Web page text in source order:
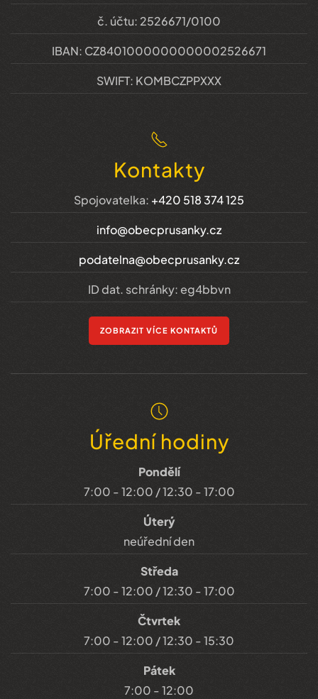
č. účtu: 2526671/0100
IBAN: CZ8401000000000002526671
SWIFT: KOMBCZPPXXX
Kontakty
Spojovatelka: +420 518 374 125
info@obecprusanky.cz
podatelna@obecprusanky.cz
ID dat. schránky: eg4bbvn
ZOBRAZIT VÍCE KONTAKTŮ
Úřední hodiny
Pondělí
7:00 - 12:00 / 12:30 - 17:00
Úterý
neúřední den
Středa
7:00 - 12:00 / 12:30 - 17:00
Čtvrtek
7:00 - 12:00 / 12:30 - 15:30
Pátek
7:00 - 12:00